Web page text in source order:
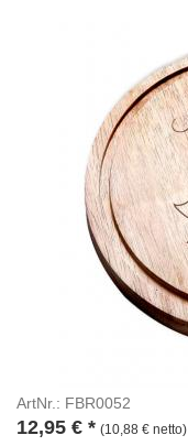
ArtNr.: FBR0052
12,95 € * (10,88 € netto)